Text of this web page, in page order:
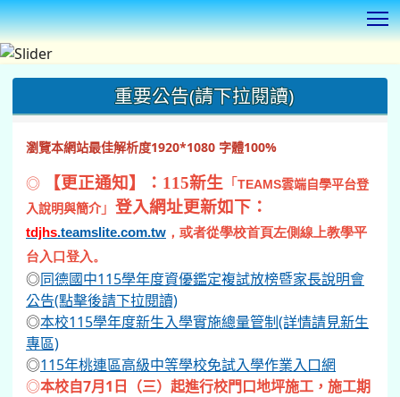
重要公告(請下拉閱讀)
瀏覽本網站最佳解析度1920*1080 字體100%
◎ 【更正通知】：115新生 「 TEAMS雲端自學平台登
入說明與簡介」 登入網址更新如下：
tdjhs.teamslite.com.tw ，或者從學校首頁左側線上教學平
台入口登入。
◎同德國中115學年度資優鑑定複試放榜暨家長說明會
公告(點擊後請下拉閱讀)
◎本校115學年度新生入學實施總量管制(詳情請見新生
專區)
◎115年桃連區高級中等學校免試入學作業入口網
◎本校自7月1日（三）起進行校門口地坪施工，施工期